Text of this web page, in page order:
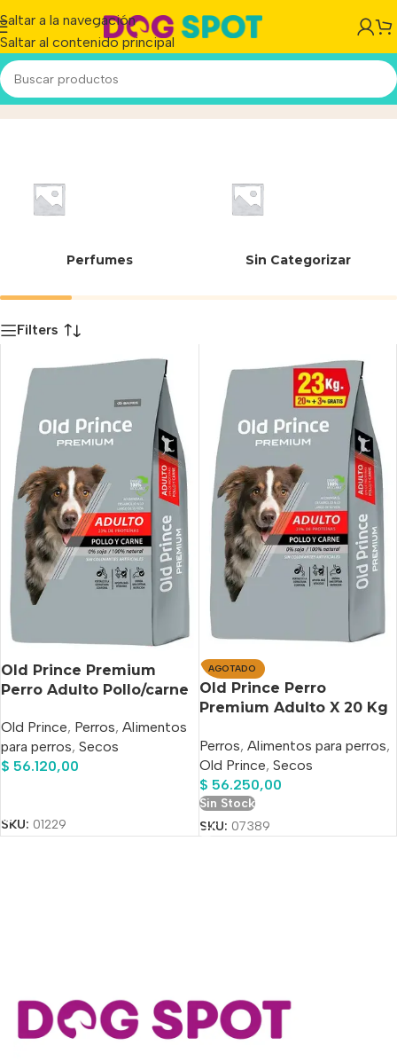
Saltar a la navegación
Saltar al contenido principal
7790187002814Inicio/Producto
Perfumes Sin Categorizar
Filters
Old Prince Premium
Perro Adulto Pollo/carne
Old Prince, Perros, Alimentos
para perros, Secos
$ 56.120,00
SKU: 01229
AGOTADO
Old Prince Perro
Premium Adulto X 20 Kg
Perros, Alimentos para perros,
Old Prince, Secos
$ 56.250,00
Sin Stock
SKU: 07389